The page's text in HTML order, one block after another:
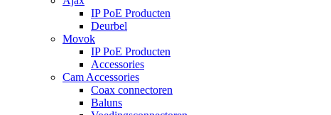
IP PoE Producten
Deurbel
Movok
IP PoE Producten
Accessories
Cam Accessories
Coax connectoren
Baluns